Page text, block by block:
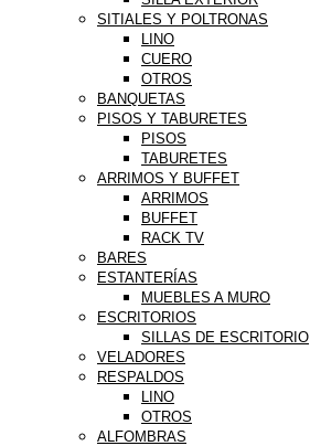
SITIALES Y POLTRONAS
LINO
CUERO
OTROS
BANQUETAS
PISOS Y TABURETES
PISOS
TABURETES
ARRIMOS Y BUFFET
ARRIMOS
BUFFET
RACK TV
BARES
ESTANTERÍAS
MUEBLES A MURO
ESCRITORIOS
SILLAS DE ESCRITORIO
VELADORES
RESPALDOS
LINO
OTROS
ALFOMBRAS